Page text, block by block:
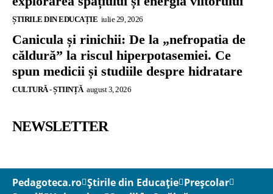
ȘTIRILE DIN EDUCAȚIE iulie 29, 2026
Canicula și rinichii: De la „nefropatia de
căldură” la riscul hiperpotasemiei. Ce
spun medicii și studiile despre hidratare
CULTURĂ - ȘTIINȚĂ august 3, 2026
NEWSLETTER
Pedagoteca.ro Știrile din Educație Preșcolar